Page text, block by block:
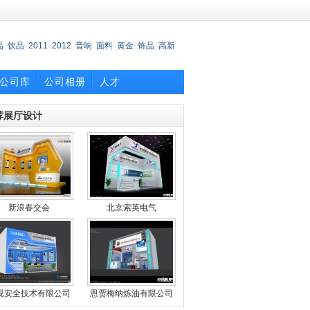
饮品 2011 2012 音响 面料 黄金 饰品 高新
公司库 公司相册 人才
展厅设计
新浪春交会 北京索英电气
安全技术有限公司 恩贾梅纳炼油有限公司